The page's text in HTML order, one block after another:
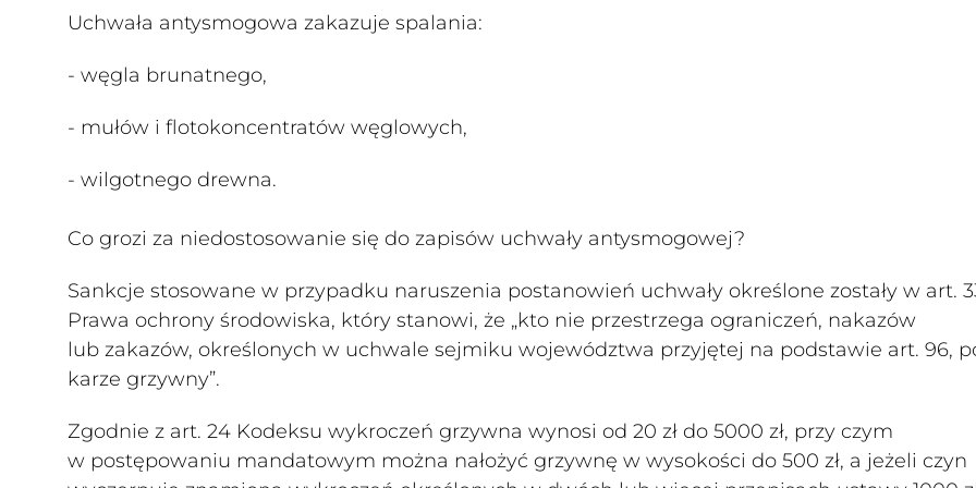
Uchwała antysmogowa zakazuje spalania:
- węgla brunatnego,
- mułów i flotokoncentratów węglowych,
- wilgotnego drewna.
Co grozi za niedostosowanie się do zapisów uchwały antysmogowej?
Sankcje stosowane w przypadku naruszenia postanowień uchwały określone zostały w art.
Prawa ochrony środowiska, który stanowi, że „kto nie przestrzega ograniczeń, nakazów
lub zakazów, określonych w uchwale sejmiku województwa przyjętej na podstawie art. 96,
karze grzywny”.
Zgodnie z art. 24 Kodeksu wykroczeń grzywna wynosi od 20 zł do 5000 zł, przy czym
w postępowaniu mandatowym można nałożyć grzywnę w wysokości do 500 zł, a jeżeli czyn